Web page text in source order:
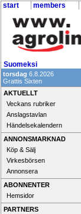
start members
Suomeksi
torsdag 6.8.2026
Grattis Sixten
AKTUELLT
Veckans rubriker
Anslagstavlan
Händelsekalendern
ANNONSMARKNAD
Köp & Sälj
Virkesbörsen
Annonsera
ABONNENTER
Hemsidor
PARTNERS